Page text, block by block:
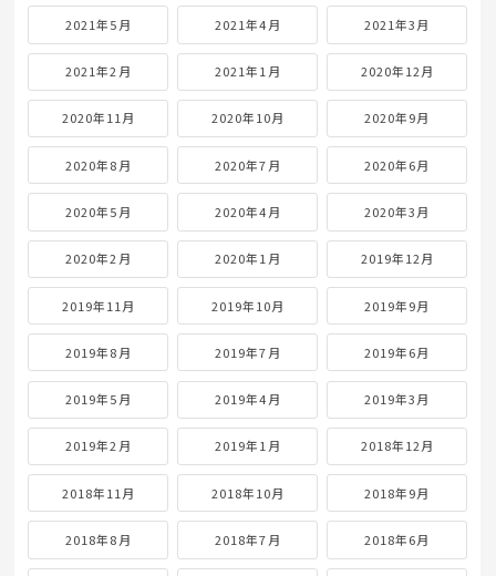
2021年5月 2021年4月 2021年3月
2021年2月 2021年1月 2020年12月
2020年11月 2020年10月 2020年9月
2020年8月 2020年7月 2020年6月
2020年5月 2020年4月 2020年3月
2020年2月 2020年1月 2019年12月
2019年11月 2019年10月 2019年9月
2019年8月 2019年7月 2019年6月
2019年5月 2019年4月 2019年3月
2019年2月 2019年1月 2018年12月
2018年11月 2018年10月 2018年9月
2018年8月 2018年7月 2018年6月